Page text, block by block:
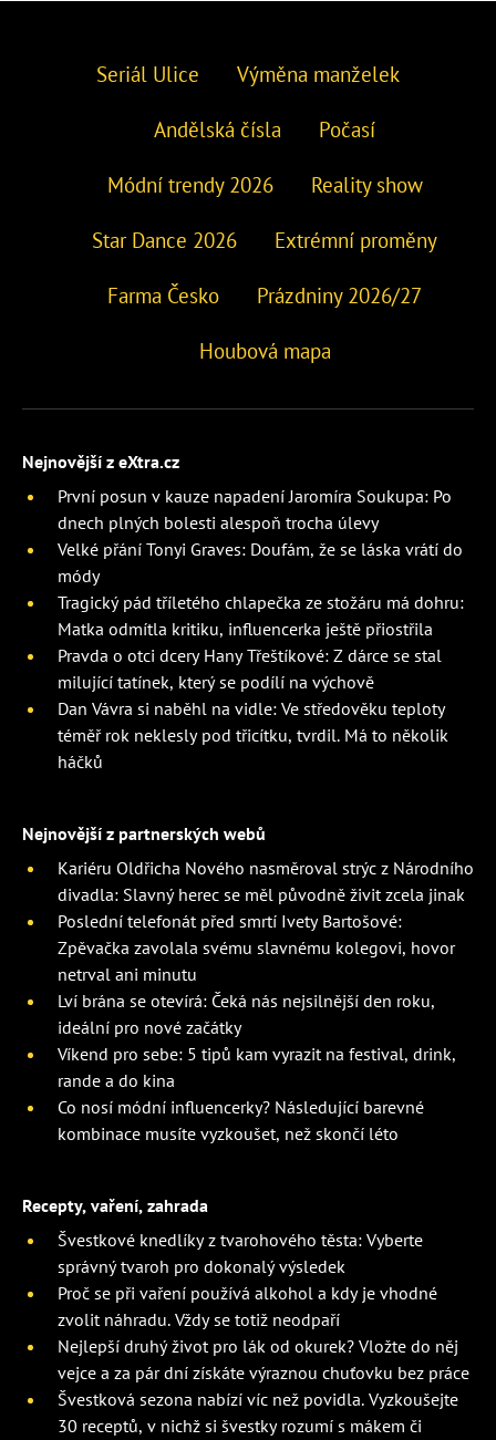
Seriál Ulice Výměna manželek
Andělská čísla Počasí
Módní trendy 2026 Reality show
Star Dance 2026 Extrémní proměny
Farma Česko Prázdniny 2026/27
Houbová mapa
Nejnovější z eXtra.cz
První posun v kauze napadení Jaromíra Soukupa: Po
dnech plných bolesti alespoň trocha úlevy
Velké přání Tonyi Graves: Doufám, že se láska vrátí do
módy
Tragický pád tříletého chlapečka ze stožáru má dohru:
Matka odmítla kritiku, influencerka ještě přiostřila
Pravda o otci dcery Hany Třeštíkové: Z dárce se stal
milující tatínek, který se podílí na výchově
Dan Vávra si naběhl na vidle: Ve středověku teploty
téměř rok neklesly pod třicítku, tvrdil. Má to několik
háčků
Nejnovější z partnerských webů
Kariéru Oldřicha Nového nasměroval strýc z Národního
divadla: Slavný herec se měl původně živit zcela jinak
Poslední telefonát před smrtí Ivety Bartošové:
Zpěvačka zavolala svému slavnému kolegovi, hovor
netrval ani minutu
Lví brána se otevírá: Čeká nás nejsilnější den roku,
ideální pro nové začátky
Víkend pro sebe: 5 tipů kam vyrazit na festival, drink,
rande a do kina
Co nosí módní influencerky? Následující barevné
kombinace musíte vyzkoušet, než skončí léto
Recepty, vaření, zahrada
Švestkové knedlíky z tvarohového těsta: Vyberte
správný tvaroh pro dokonalý výsledek
Proč se při vaření používá alkohol a kdy je vhodné
zvolit náhradu. Vždy se totiž neodpaří
Nejlepší druhý život pro lák od okurek? Vložte do něj
vejce a za pár dní získáte výraznou chuťovku bez práce
Švestková sezona nabízí víc než povidla. Vyzkoušejte
30 receptů, v nichž si švestky rozumí s mákem či